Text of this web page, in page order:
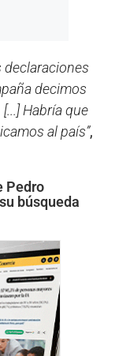
declaraciones
decimos
Habría que
al país”,
Pedro
búsqueda